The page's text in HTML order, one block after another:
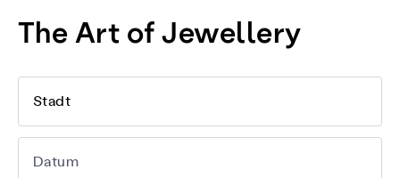
The Art of Jewellery
Stadt
Datum